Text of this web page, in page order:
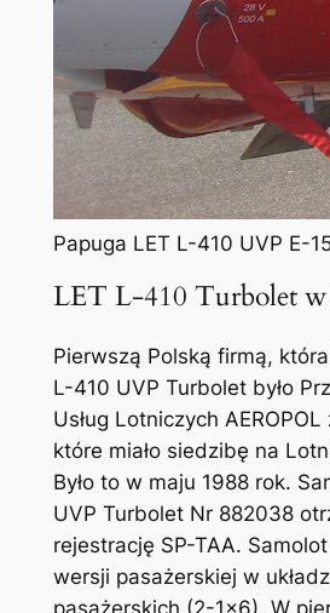
Papuga LET L-410 UVP E-
LET L-410 Turbolet w
Pierwszą Polską firmą,
L-410 UVP Turbolet było
Usług Lotniczych
które miało siedzibę na
Było to w maju 1988 rok.
UVP Turbolet Nr 882038
rejestrację SP-TAA.
wersji pasażerskiej w